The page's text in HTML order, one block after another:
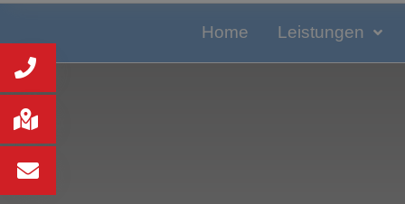
Home Leistungen